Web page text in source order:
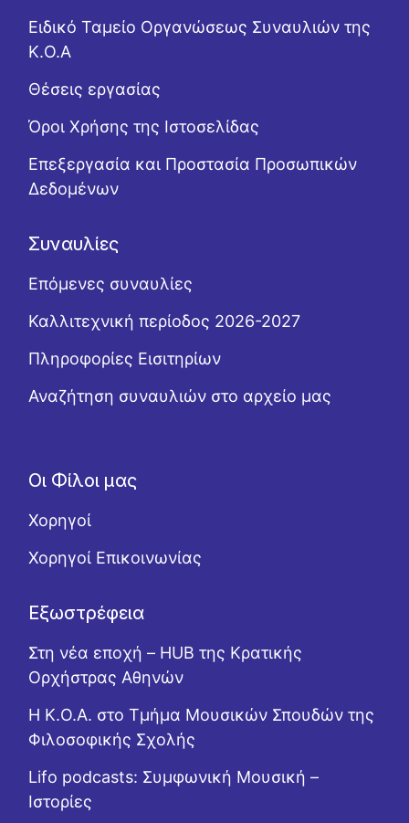
Ειδικό Ταμείο Οργανώσεως Συναυλιών της
Κ.Ο.Α
Θέσεις εργασίας
Όροι Χρήσης της Ιστοσελίδας
Επεξεργασία και Προστασία Προσωπικών
Δεδομένων
Συναυλίες
Επόμενες συναυλίες
Καλλιτεχνική περίοδος 2026-2027
Πληροφορίες Εισιτηρίων
Αναζήτηση συναυλιών στο αρχείο μας
Οι Φίλοι μας
Χορηγοί
Χορηγοί Επικοινωνίας
Εξωστρέφεια
Στη νέα εποχή – HUB της Κρατικής
Ορχήστρας Αθηνών
Η Κ.Ο.Α. στο Τμήμα Μουσικών Σπουδών της
Φιλοσοφικής Σχολής
Lifo podcasts: Συμφωνική Μουσική –
Ιστορίες